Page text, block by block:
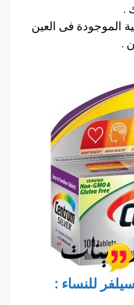
.
الموجودة فى العين
.
للنساء :